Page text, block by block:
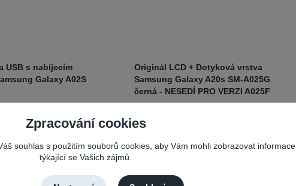
USB s nabíjecím
Galaxy A02S
k dispozici ve variantách
v nadpisu
konkrétní a daný
Originál LCD + Dotyková vrstva
Samsung Galaxy A20s SM-A025G
černá - NESEDÍ PRO VERZI A025F
originálním a kompatibilním LCD a
faktorech, jako jsou vaše potřeby,
Zpracování cookies
souhlas s použitím souborů cookies, aby Vám mohli zobrazovat informace
týkající se Vašich zájmů.